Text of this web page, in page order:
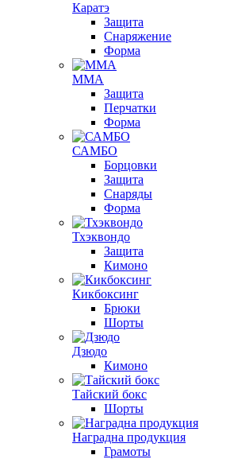
Каратэ
Защита
Снаряжение
Форма
ММА
Защита
Перчатки
Форма
САМБО
Борцовки
Защита
Снаряды
Форма
Тхэквондо
Защита
Кимоно
Кикбоксинг
Брюки
Шорты
Дзюдо
Кимоно
Тайский бокс
Шорты
Наградна продукция
Грамоты